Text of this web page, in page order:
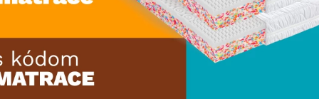
DOMÁCE SPOTREBIČE ZÁHRADNÉ